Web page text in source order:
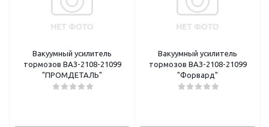
Вакуумный усилитель
тормозов ВАЗ-2108-21099
"ПРОМДЕТАЛЬ"
Вакуумный усилитель
тормозов ВАЗ-2108-21099
"Форвард"